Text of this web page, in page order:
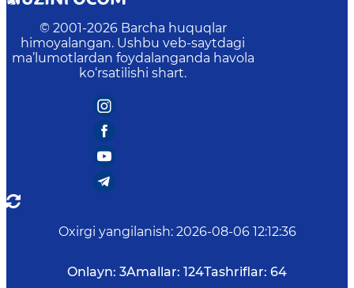
© 2001-2026 Barcha huquqlar
himoyalangan. Ushbu veb-saytdagi
ma’lumotlardan foydalanganda havola
ko‘rsatilishi shart.
Oxirgi yangilanish: 2026-08-06 12:12:36
Onlayn: 3Amallar: 124Tashriflar: 64